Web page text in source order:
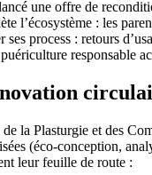
une offre de
l’écosystème : les
ses process : retours
responsable
la Plasturgie et des
(éco-conception,
leur feuille de route :